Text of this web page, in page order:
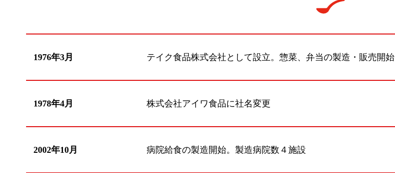
1976年3月 テイク食品株式会社として設立。惣菜、弁当の製造・販売開始
1978年4月 株式会社アイワ食品に社名変更
2002年10月 病院給食の製造開始。製造病院数４施設